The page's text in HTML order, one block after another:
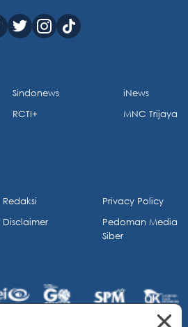
Sindonews
RCTI+
iNews
MNC Trijaya
Redaksi
Disclaimer
Privacy Policy
Pedoman Media
Siber